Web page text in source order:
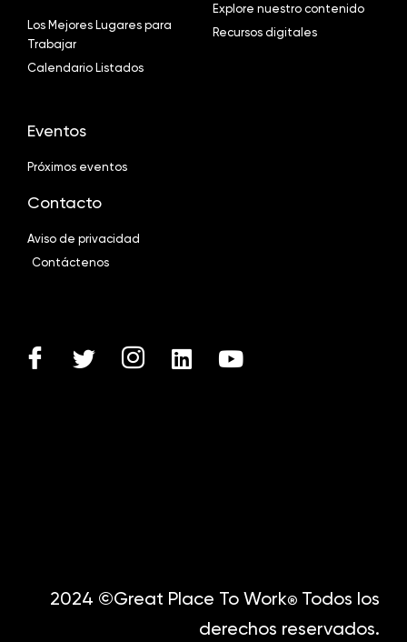
Los Mejores Lugares para
Trabajar
Calendario Listados
Explore nuestro contenido
Recursos digitales
Eventos
Próximos eventos
Contacto
Aviso de privacidad
Contáctenos
2024 ©Great Place To Work® Todos los
derechos reservados.